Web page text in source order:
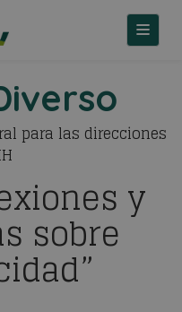
para las direcciones
y
sobre